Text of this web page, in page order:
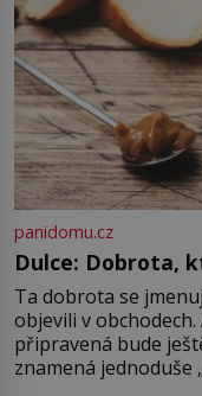
panidomu.cz
Dulce: Dobrota,
Ta dobrota se
objevili v
připravená bude
znamená jednoduše